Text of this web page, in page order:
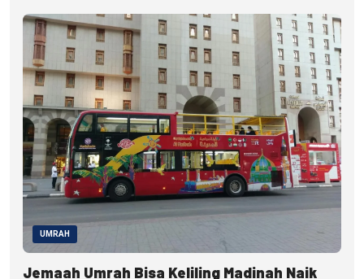
UMRAH
Jemaah Umrah Bisa Keliling Madinah Naik